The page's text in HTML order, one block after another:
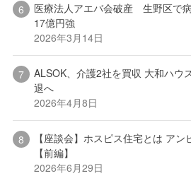
医療法人アエバ会破産 生野区で
17億円強
2026年3月14日
ALSOK、介護2社を買収 大和ハウ
退へ
2026年4月8日
【座談会】ホスピス住宅とは アン
【前編】
2026年6月29日